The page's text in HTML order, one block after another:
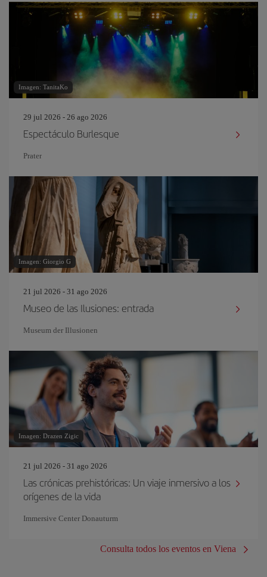
Imagen: TanitaKo
29 jul 2026 - 26 ago 2026
Espectáculo Burlesque
Prater
Imagen: Giorgio G
21 jul 2026 - 31 ago 2026
Museo de las Ilusiones: entrada
Museum der Illusionen
Imagen: Drazen Zigic
21 jul 2026 - 31 ago 2026
Las crónicas prehistóricas: Un viaje inmersivo a los
orígenes de la vida
Immersive Center Donauturm
Consulta todos los eventos en Viena